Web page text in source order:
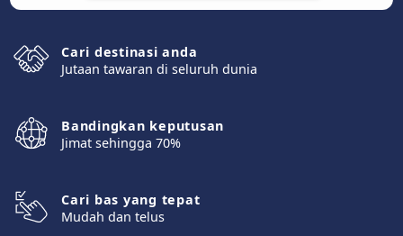
Cari destinasi anda
Jutaan tawaran di seluruh dunia
Bandingkan keputusan
Jimat sehingga 70%
Cari bas yang tepat
Mudah dan telus